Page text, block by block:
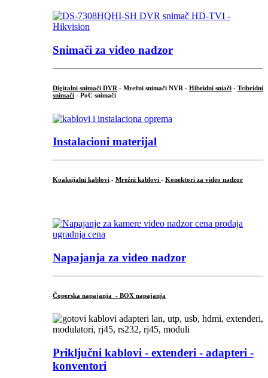
Snimači za video nadzor
Digitalni snimači DVR - Mrežni snimači NVR - Hibridni sniači - Tribridni
snimači - PoC snimači
Instalacioni materijal
Koaksijalni kablovi - Mrežni kablovi - Konektori za video nadzor
Napajanja za video nadzor
Čoperska napajanja - BOX napajanja
Priključni kablovi - extenderi - adapteri -
konventori